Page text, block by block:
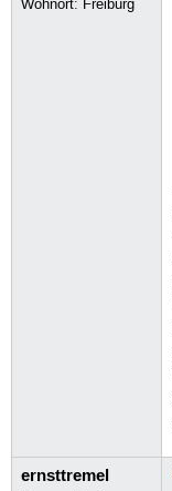
Wohnort: Freiburg
ernsttremel